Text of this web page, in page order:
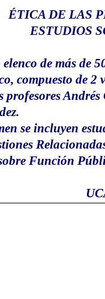
ÉTICA DE LAS
ESTUDIOS
de más de
compuesto de 2
profesores
se incluyen
Función